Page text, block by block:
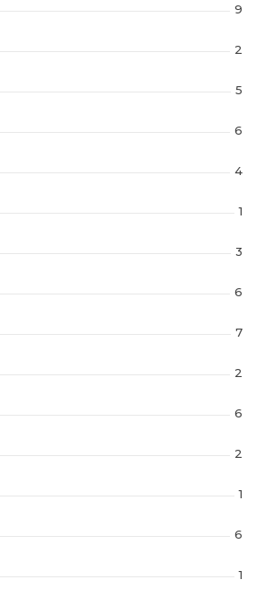
9
2
5
6
4
1
3
6
7
2
6
2
1
6
1